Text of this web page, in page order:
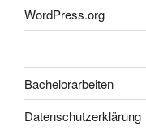
WordPress.org
Bachelorarbeiten
Datenschutzerklärung